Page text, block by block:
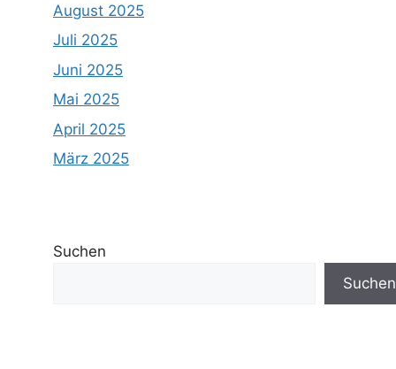
August 2025
Juli 2025
Juni 2025
Mai 2025
April 2025
März 2025
Suchen
Suchen